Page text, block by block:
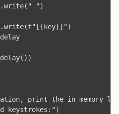
")
print the in-memory log
keystrokes:")